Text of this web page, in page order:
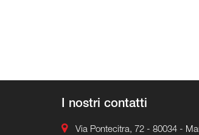
I nostri contatti
Via Pontecitra, 72 - 80034 -